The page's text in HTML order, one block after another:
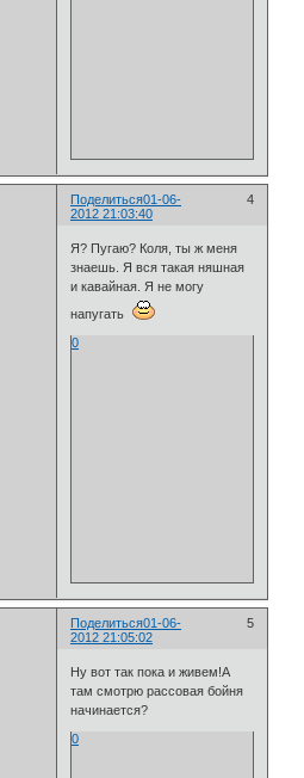
Поделиться 4
01-06-
2012 21:03:40
Я? Пугаю? Коля, ты ж меня
знаешь. Я вся такая няшная
и кавайная. Я не могу
напугать
0
Поделиться 5
01-06-
2012 21:05:02
Ну вот так пока и живем!А
там смотрю рассовая бойня
начинается?
0